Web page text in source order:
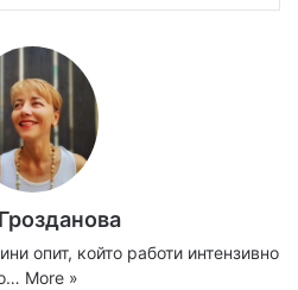
опит, който работи интензивно
More »